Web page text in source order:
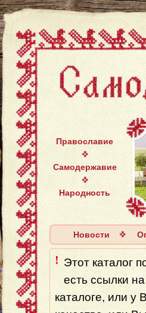
Православие
Самодержавие
Народность
Новости
! Этот каталог
есть ссылки
каталоге, или у